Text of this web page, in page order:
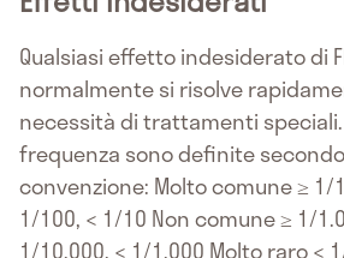
Qualsiasi effetto indesiderato di
normalmente si risolve
necessità di trattamenti
frequenza sono definite
convenzione: Molto comune ≥ 1/
1/100, < 1/10 Non comune ≥ 1/
1/10.000, < 1/1.000 Molto raro <